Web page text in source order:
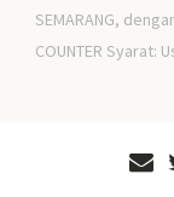
SEMARANG,
COUNTER Syarat: